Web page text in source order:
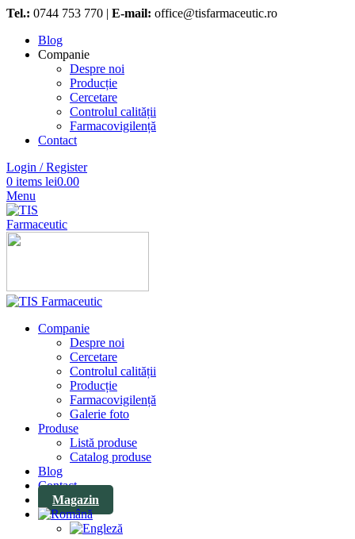
Tel.: 0744 753 770 | E-mail: office@tisfarmaceutic.ro
Blog
Companie
Despre noi
Producție
Cercetare
Controlul calității
Farmacovigilență
Contact
Login / Register
0 items lei0.00
Menu
Companie
Despre noi
Cercetare
Controlul calității
Producție
Farmacovigilență
Galerie foto
Produse
Listă produse
Catalog produse
Blog
Contact
Magazin